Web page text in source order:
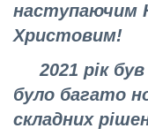
наступаючим
Христовим!
2021 рік був
було багато
складних